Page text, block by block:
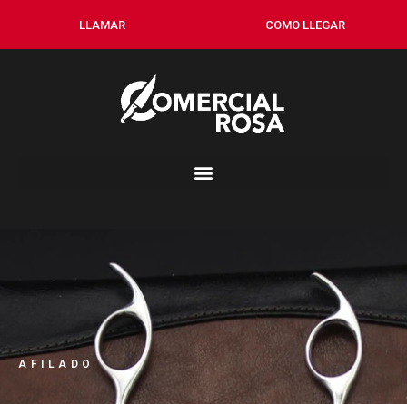
LLAMAR COMO LLEGAR
AFILADO